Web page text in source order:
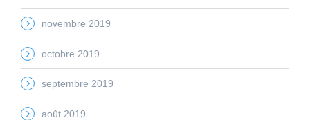
novembre 2019
octobre 2019
septembre 2019
août 2019